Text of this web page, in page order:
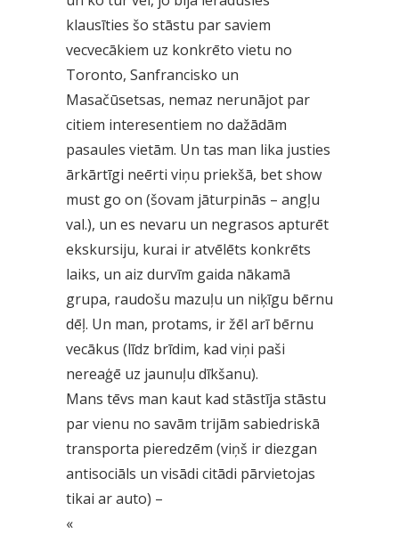
klausīties šo stāstu par saviem
vecvecākiem uz konkrēto vietu no
Toronto, Sanfrancisko un
Masačūsetsas, nemaz nerunājot par
citiem interesentiem no dažādām
pasaules vietām. Un tas man lika justies
ārkārtīgi neērti viņu priekšā, bet show
must go on (šovam jāturpinās – angļu
val.), un es nevaru un negrasos apturēt
ekskursiju, kurai ir atvēlēts konkrēts
laiks, un aiz durvīm gaida nākamā
grupa, raudošu mazuļu un niķīgu bērnu
dēļ. Un man, protams, ir žēl arī bērnu
vecākus (līdz brīdim, kad viņi paši
nereaģē uz jaunuļu dīkšanu).
Mans tēvs man kaut kad stāstīja stāstu
par vienu no savām trijām sabiedriskā
transporta pieredzēm (viņš ir diezgan
antisociāls un visādi citādi pārvietojas
tikai ar auto) –
«